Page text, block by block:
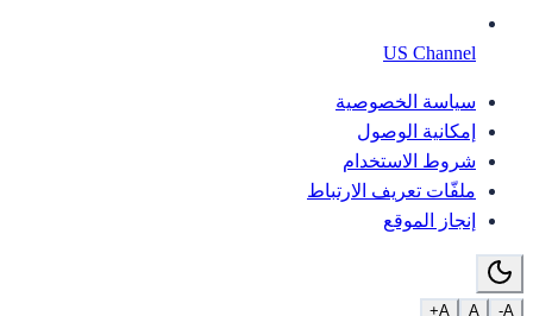
US Channel
سياسة الخصوصية
إمكانية الوصول
شروط الاستخدام
ملفّات تعريف الارتباط
إنجاز الموقع
A-
A
A+